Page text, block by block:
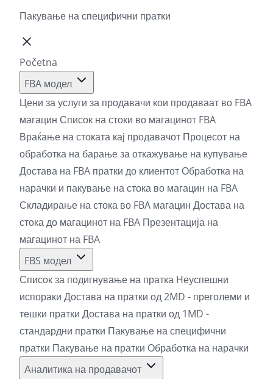
Пакување на специфични пратки
Početna
FBA модел
Цени за услуги за продавачи кои продаваат во FBA
магацин Список на стоки во магацинот FBA
Враќање на стоката кај продавачот Процесот на
обработка на барање за откажување на купување
Достава на FBA пратки до клиентотОбработка на
нарачки и пакување на стока во магацин на FBA
Складирање на стока во FBA магацин Достава на
стока до магацинот на FBA Презентација на
магацинот на FBA
FBS модел
Список за подигнување на пратка Неуспешни
испораки Достава на пратки од 2MD - преголеми и
тешки пратки Достава на пратки од 1MD -
стандардни пратки Пакување на специфични
пратки Пакување на пратки Обработка на нарачки
Аналитика на продавачот